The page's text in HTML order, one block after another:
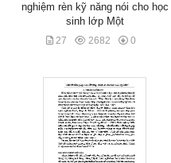
nghiệm rèn kỹ năng nói cho học
sinh lớp Một
27 2682 0